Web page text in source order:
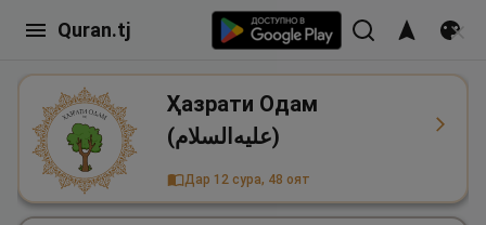
Quran.tj
Ҳазрати Одам
(علیه‌السلام)
Дар 12 сура, 48 оят